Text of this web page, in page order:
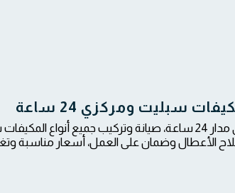
سبليت ومركزي 24 ساعة
نوفر فني مكيفات في شمال الرياض بخبرة عالية وخدمة سريعة على مدار 24 ساعة، صيانة وتركيب جميع
الأعطال وضمان على العمل، أسعار مناسبة